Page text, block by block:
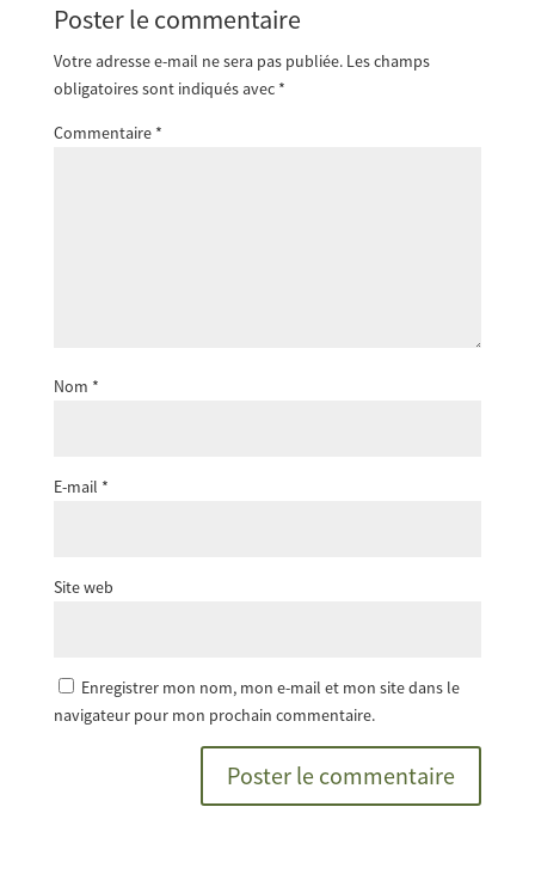
Poster le commentaire
Votre adresse e-mail ne sera pas publiée. Les champs
obligatoires sont indiqués avec *
Commentaire *
Nom *
E-mail *
Site web
Enregistrer mon nom, mon e-mail et mon site dans le
navigateur pour mon prochain commentaire.